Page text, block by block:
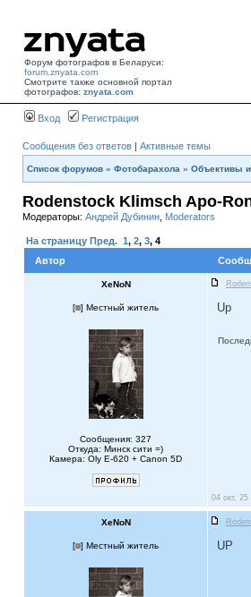
Форум фотографов в Беларуси:
forum.znyata.com
Смотрите также основной портал
фотографов: znyata.com
Вход Регистрация
Сообщения без ответов | Активные темы
Список форумов » Фотобарахола » Объективы
Rodenstock Klimsch Apo-
Модераторы: Андрей Дубинин Moderators
На страницу Пред. 1, 2, 3, 4
Автор
XeNoN
[ ] Местный житель
Сообщения: 327
Откуда: Минск сити =)
Камера: Oly E-620 + Canon 5D
Up
04 окт, 25
XeNoN
[ ] Местный житель UP